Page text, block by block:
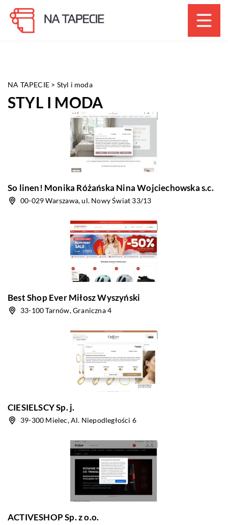
NA TAPECIE > Styl i moda
STYL I MODA
So linen! Monika Różańska Nina Wojciechowska s.c.
00-029 Warszawa, ul. Nowy Świat 33/13
Best Shop Ever Miłosz Wyszyński
33-100 Tarnów, Graniczna 4
CIESIELSCY Sp. j.
39-300 Mielec, Al. Niepodległości 6
ACTIVESHOP Sp. z o.o.